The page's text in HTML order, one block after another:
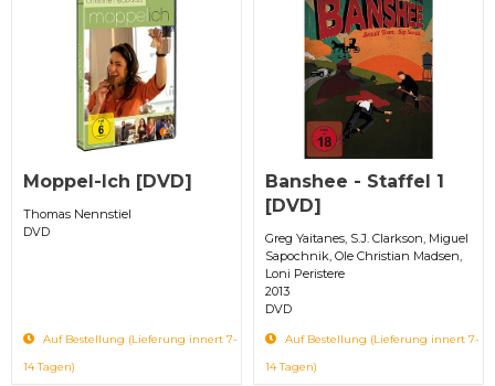
Moppel-Ich [DVD]
Thomas Nennstiel
DVD
Auf Bestellung (Lieferung innert 7-
14 Tagen)
Banshee - Staffel 1
[DVD]
Greg Yaitanes, S.J. Clarkson, Miguel
Sapochnik, Ole Christian Madsen,
Loni Peristere
2013
DVD
Auf Bestellung (Lieferung innert 7-
14 Tagen)